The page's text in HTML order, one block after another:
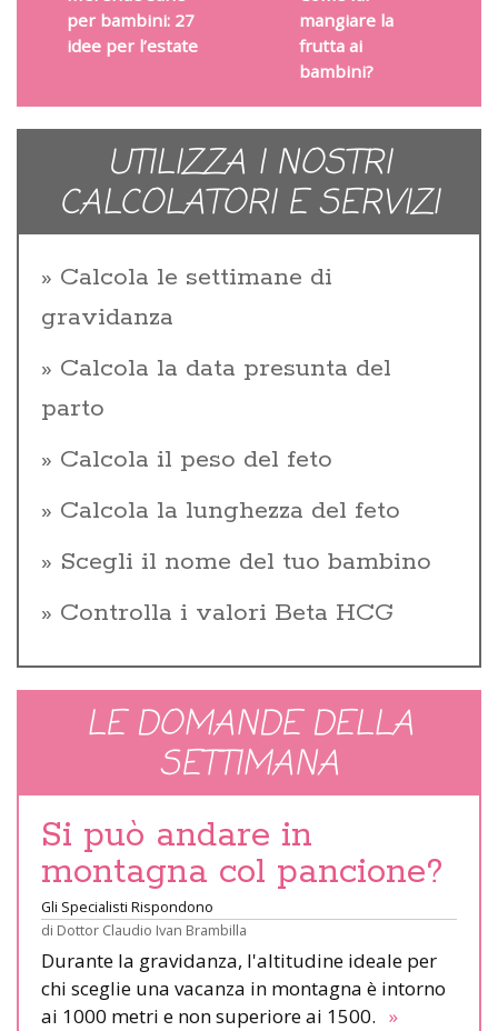
per bambini: 27
idee per l’estate
mangiare la
frutta ai
bambini?
UTILIZZA I NOSTRI
CALCOLATORI E SERVIZI
Calcola le settimane di
gravidanza
Calcola la data presunta del
parto
Calcola il peso del feto
Calcola la lunghezza del feto
Scegli il nome del tuo bambino
Controlla i valori Beta HCG
LE DOMANDE DELLA
SETTIMANA
Si può andare in
montagna col pancione?
Gli Specialisti Rispondono
di Dottor Claudio Ivan Brambilla
Durante la gravidanza, l'altitudine ideale per
chi sceglie una vacanza in montagna è intorno
ai 1000 metri e non superiore ai 1500. »